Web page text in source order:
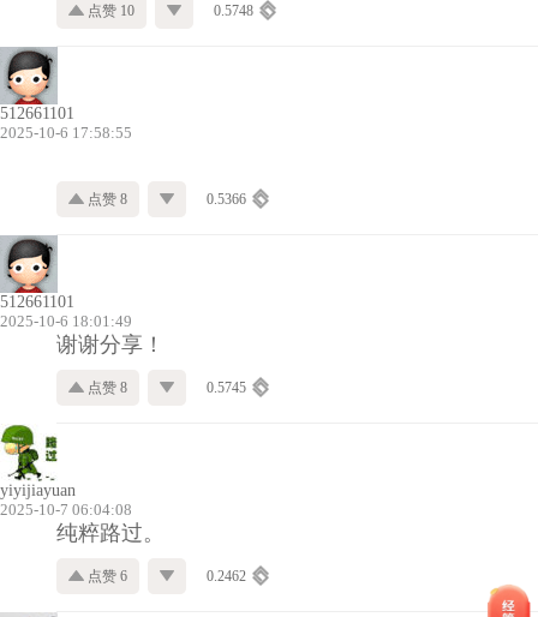
点赞 10 0.5748
512661101
2025-10-6 17:58:55
点赞 8 0.5366
512661101
2025-10-6 18:01:49
谢谢分享！
点赞 8 0.5745
yiyijiayuan
2025-10-7 06:04:08
纯粹路过。
点赞 6 0.2462